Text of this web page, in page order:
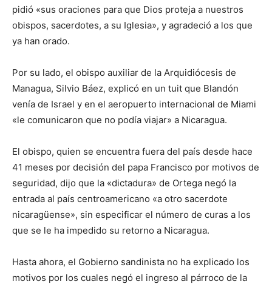
pidió «sus oraciones para que Dios proteja a nuestros
obispos, sacerdotes, a su Iglesia», y agradeció a los que
ya han orado.
Por su lado, el obispo auxiliar de la Arquidiócesis de
Managua, Silvio Báez, explicó en un tuit que Blandón
venía de Israel y en el aeropuerto internacional de Miami
«le comunicaron que no podía viajar» a Nicaragua.
El obispo, quien se encuentra fuera del país desde hace
41 meses por decisión del papa Francisco por motivos de
seguridad, dijo que la «dictadura» de Ortega negó la
entrada al país centroamericano «a otro sacerdote
nicaragüense», sin especificar el número de curas a los
que se le ha impedido su retorno a Nicaragua.
Hasta ahora, el Gobierno sandinista no ha explicado los
motivos por los cuales negó el ingreso al párroco de la